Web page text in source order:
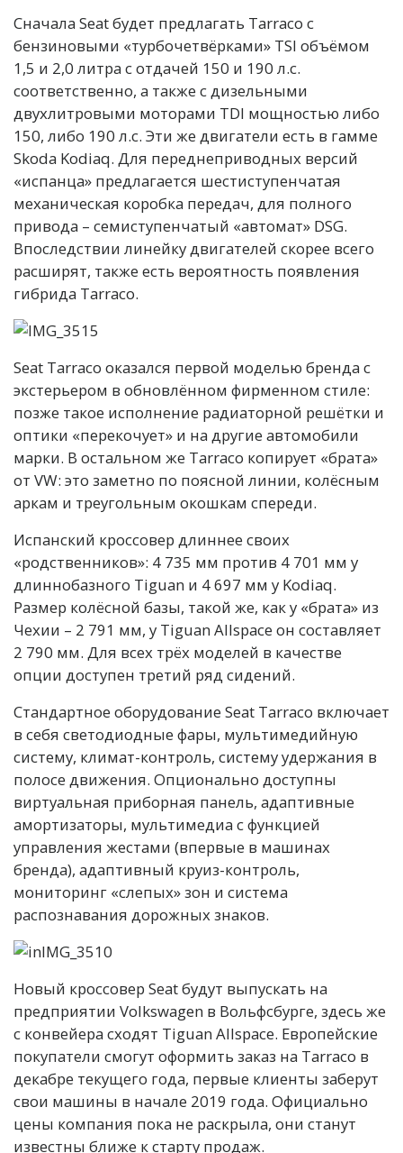
Сначала Seat будет предлагать Tarraco с
бензиновыми «турбочетвёрками» TSI объёмом
1,5 и 2,0 литра с отдачей 150 и 190 л.с.
соответственно, а также с дизельными
двухлитровыми моторами TDI мощностью либо
150, либо 190 л.с. Эти же двигатели есть в гамме
Skoda Kodiaq. Для переднеприводных версий
«испанца» предлагается шестиступенчатая
механическая коробка передач, для полного
привода – семиступенчатый «автомат» DSG.
Впоследствии линейку двигателей скорее всего
расширят, также есть вероятность появления
гибрида Tarraco.
Seat Tarraco оказался первой моделью бренда с
экстерьером в обновлённом фирменном стиле:
позже такое исполнение радиаторной решётки и
оптики «перекочует» и на другие автомобили
марки. В остальном же Tarraco копирует «брата»
от VW: это заметно по поясной линии, колёсным
аркам и треугольным окошкам спереди.
Испанский кроссовер длиннее своих
«родственников»: 4 735 мм против 4 701 мм у
длиннобазного Tiguan и 4 697 мм у Kodiaq.
Размер колёсной базы, такой же, как у «брата» из
Чехии – 2 791 мм, у Tiguan Allspace он составляет
2 790 мм. Для всех трёх моделей в качестве
опции доступен третий ряд сидений.
Стандартное оборудование Seat Tarraco включает
в себя светодиодные фары, мультимедийную
систему, климат-контроль, систему удержания в
полосе движения. Опционально доступны
виртуальная приборная панель, адаптивные
амортизаторы, мультимедиа с функцией
управления жестами (впервые в машинах
бренда), адаптивный круиз-контроль,
мониторинг «слепых» зон и система
распознавания дорожных знаков.
Новый кроссовер Seat будут выпускать на
предприятии Volkswagen в Вольфсбурге, здесь же
с конвейера сходят Tiguan Allspace. Европейские
покупатели смогут оформить заказ на Tarraco в
декабре текущего года, первые клиенты заберут
свои машины в начале 2019 года. Официально
цены компания пока не раскрыла, они станут
известны ближе к старту продаж.